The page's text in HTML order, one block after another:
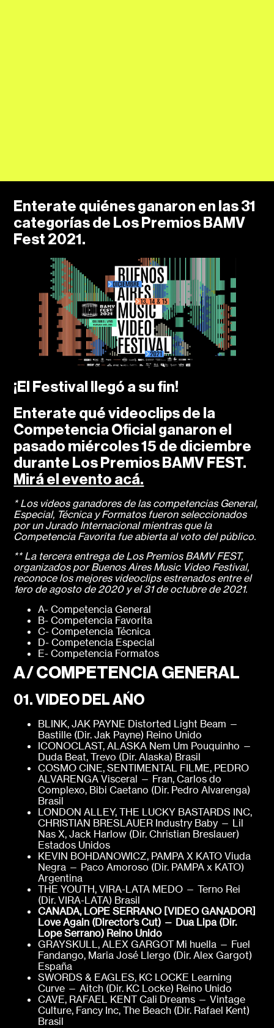
Enterate quiénes ganaron en las 31
categorías de Los Premios BAMV
Fest 2021.
¡El Festival llegó a su fin!
Enterate qué videoclips de la
Competencia Oficial ganaron el
pasado miércoles 15 de diciembre
durante Los Premios BAMV FEST.
Mirá el evento acá.
* Los videos ganadores de las competencias General,
Especial, Técnica y Formatos fueron seleccionados
por un Jurado Internacional mientras que la
Competencia Favorita fue abierta al voto del público.
** La tercera entrega de Los Premios BAMV FEST,
organizados por Buenos Aires Music Video Festival,
reconoce los mejores videoclips estrenados entre el
1ero de agosto de 2020 y el 31 de octubre de 2021.
A- Competencia General
B- Competencia Favorita
C- Competencia Técnica
D- Competencia Especial
E- Competencia Formatos
A/COMPETENCIA GENERAL
01. VIDEO DEL AÑO
BLINK, JAK PAYNE Distorted Light Beam —
Bastille (Dir. Jak Payne) Reino Unido
ICONOCLAST, ALASKA Nem Um Pouquinho —
Duda Beat, Trevo (Dir. Alaska) Brasil
COSMO CINE, SENTIMENTAL FILME, PEDRO
ALVARENGA Visceral — Fran, Carlos do
Complexo, Bibi Caetano (Dir. Pedro Alvarenga)
Brasil
LONDON ALLEY, THE LUCKY BASTARDS INC,
CHRISTIAN BRESLAUER Industry Baby — Lil
Nas X, Jack Harlow (Dir. Christian Breslauer)
Estados Unidos
KEVIN BOHDANOWICZ, PAMPA X KATO Viuda
Negra — Paco Amoroso (Dir. PAMPA x KATO)
Argentina
THE YOUTH, VIRA-LATA MEDO — Terno Rei
(Dir. VIRA-LATA) Brasil
CANADA, LOPE SERRANO [VIDEO GANADOR]
Love Again (Director’s Cut) — Dua Lipa (Dir.
Lope Serrano) Reino Unido
GRAYSKULL, ALEX GARGOT Mi huella — Fuel
Fandango, Maria José Llergo (Dir. Alex Gargot)
España
SWORDS & EAGLES, KC LOCKE Learning
Curve — Aitch (Dir. KC Locke) Reino Unido
CAVE, RAFAEL KENT Cali Dreams — Vintage
Culture, Fancy Inc, The Beach (Dir. Rafael Kent)
Brasil